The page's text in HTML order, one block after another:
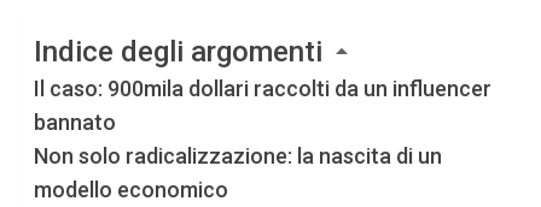
Indice degli argomenti
Il caso: 900mila dollari raccolti da un influencer
bannato
Non solo radicalizzazione: la nascita di un
modello economico